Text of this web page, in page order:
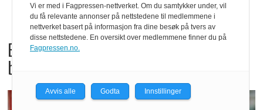
Bama tilbakekaller
babyspinat og babyleaf mix
Vi er med i Fagpressen-nettverket. Om du samtykker under, vil
du få relevante annonser på nettstedene til medlemmene i
nettverket basert på informasjon fra dine besøk på tvers av
disse nettstedene. En oversikt over medlemmene finner du på
Fagpressen.no.
Avvis alle Godta Innstillinger